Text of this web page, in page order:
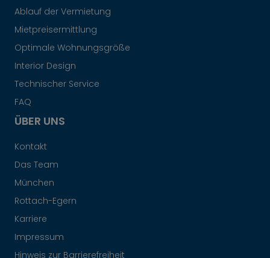
Ablauf der Vermietung
Mietpreisermittlung
Optimale Wohnungsgröße
Interior Design
Technischer Service
FAQ
ÜBER UNS
Kontakt
Das Team
München
Rottach-Egern
Karriere
Impressum
Hinweis zur Barrierefreiheit